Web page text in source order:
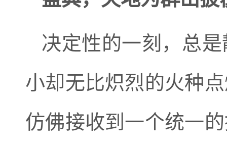
决定性的一刻，总
小却无比炽烈的火种
仿佛接收到一个统一